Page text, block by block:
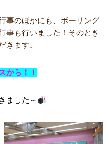
事のほかにも、ボーリング
事も行いました！そのとき
きます。
から！！
ました～